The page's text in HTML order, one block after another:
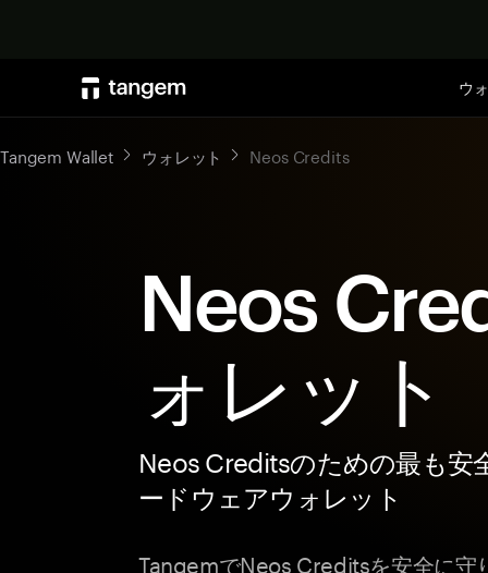
ウ
Tangem Wallet ウォレット Neos Credits
Neos
ォレット
Neos Creditsのための最も安
ードウェアウォレット
TangemでNeos Creditsを安全に守